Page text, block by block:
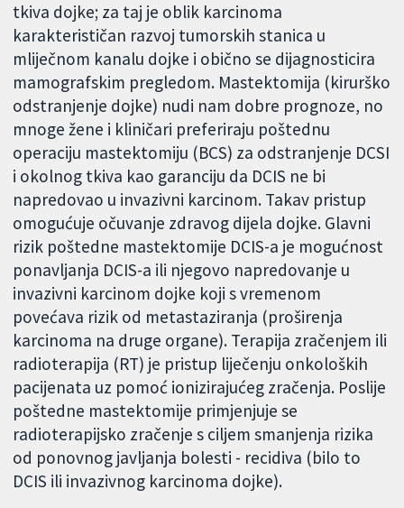
tkiva dojke; za taj je oblik karcinoma
karakterističan razvoj tumorskih stanica u
mliječnom kanalu dojke i obično se dijagnosticira
mamografskim pregledom. Mastektomija (kirurško
odstranjenje dojke) nudi nam dobre prognoze, no
mnoge žene i kliničari preferiraju poštednu
operaciju mastektomiju (BCS) za odstranjenje DCSI
i okolnog tkiva kao garanciju da DCIS ne bi
napredovao u invazivni karcinom. Takav pristup
omogućuje očuvanje zdravog dijela dojke. Glavni
rizik poštedne mastektomije DCIS-a je mogućnost
ponavljanja DCIS-a ili njegovo napredovanje u
invazivni karcinom dojke koji s vremenom
povećava rizik od metastaziranja (proširenja
karcinoma na druge organe). Terapija zračenjem ili
radioterapija (RT) je pristup liječenju onkoloških
pacijenata uz pomoć ionizirajućeg zračenja. Poslije
poštedne mastektomije primjenjuje se
radioterapijsko zračenje s ciljem smanjenja rizika
od ponovnog javljanja bolesti - recidiva (bilo to
DCIS ili invazivnog karcinoma dojke).